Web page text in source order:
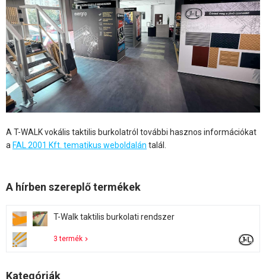
A T-WALK vokális taktilis burkolatról további hasznos információkat
a FAL 2001 Kft. tematikus weboldalán talál.
A hírben szereplő termékek
T-Walk taktilis burkolati rendszer
3 termék
Kategóriák